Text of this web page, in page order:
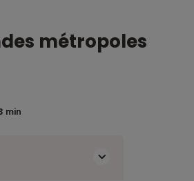
métropoles
min